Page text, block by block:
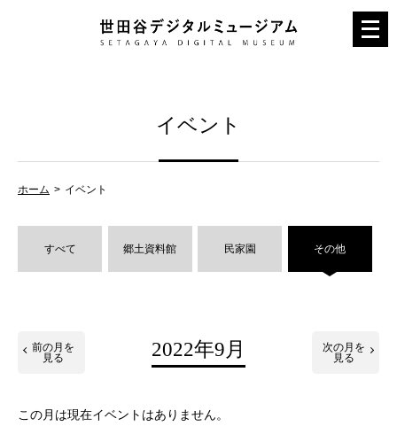
メ
ニ
イベント
ホーム イベント
すべて 郷土資料館 民家園 その他
2022年9月
前の月を
見る
次の月を
見る
この月は現在イベントはありません。